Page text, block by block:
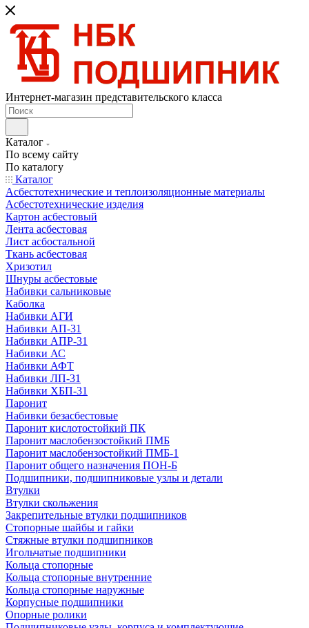
Интернет-магазин представительского класса
Каталог
По всему сайту
По каталогу
Каталог
Асбестотехнические и теплоизоляционные материалы
Асбестотехнические изделия
Картон асбестовый
Лента асбестовая
Лист асбостальной
Ткань асбестовая
Хризотил
Шнуры асбестовые
Набивки сальниковые
Каболка
Набивки АГИ
Набивки АП-31
Набивки АПР-31
Набивки АС
Набивки АФТ
Набивки ЛП-31
Набивки ХБП-31
Паронит
Набивки безасбестовые
Паронит кислотостойкий ПК
Паронит маслобензостойкий ПМБ
Паронит маслобензостойкий ПМБ-1
Паронит общего назначения ПОН-Б
Подшипники, подшипниковые узлы и детали
Втулки
Втулки скольжения
Закрепительные втулки подшипников
Стопорные шайбы и гайки
Стяжные втулки подшипников
Игольчатые подшипники
Кольца стопорные
Кольца стопорные внутренние
Кольца стопорные наружные
Корпусные подшипники
Опорные ролики